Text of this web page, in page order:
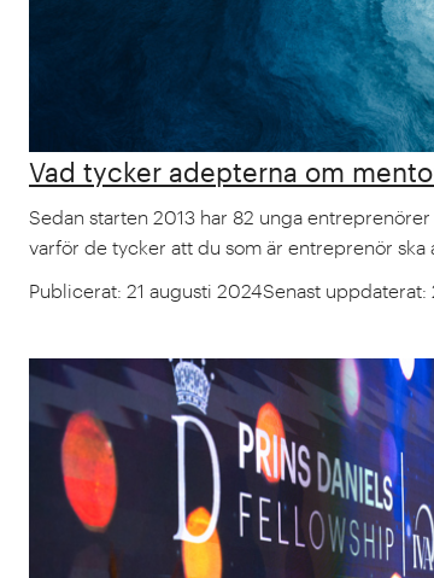
Vad tycker adepterna om
Sedan starten 2013 har 82 unga
varför de tycker att du som är entreprenör ska
Publicerat: 21 augusti 2024Senast uppdaterat: